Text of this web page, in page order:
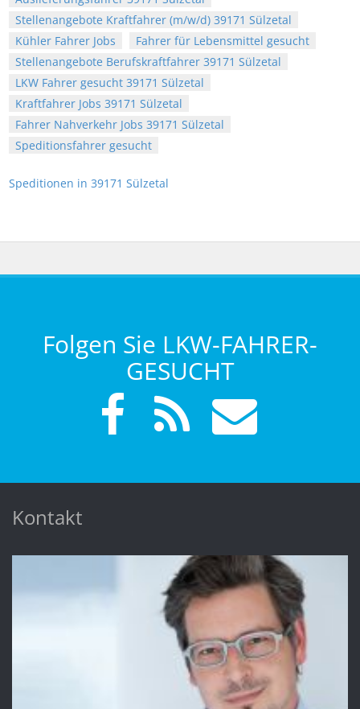
Stellenangebote Kraftfahrer (m/w/d) 39171 Sülzetal
Kühler Fahrer Jobs
Fahrer für Lebensmittel gesucht
Stellenangebote Berufskraftfahrer 39171 Sülzetal
LKW Fahrer gesucht 39171 Sülzetal
Kraftfahrer Jobs 39171 Sülzetal
Fahrer Nahverkehr Jobs 39171 Sülzetal
Speditionsfahrer gesucht
Speditionen in 39171 Sülzetal
Folgen Sie LKW-FAHRER-
GESUCHT
Kontakt